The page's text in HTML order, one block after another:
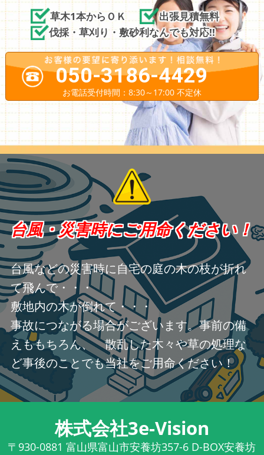
草木1本からＯＫ
出張見積無料
伐採・草刈り・敷砂利なんでも対応!!
050-3186-4429
お電話受付時間：8:30～17:00 不定休
台風・災害時にご用命ください！
台風などの災害時に自宅の庭の木の枝が折れ
て飛んで・・・
敷地内の木が倒れて・・・
事故につながる場合がございます。事前の備
えももちろん、 散乱した木々や草の処理な
ど事後のことでも当社をご用命ください！
株式会社3e-Vision
〒930-0881 富山県富山市安養坊357-6 D-BOX安養坊